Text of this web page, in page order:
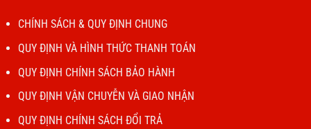
CHÍNH SÁCH & QUY ĐỊNH CHUNG
QUY ĐỊNH VÀ HÌNH THỨC THANH TOÁN
QUY ĐỊNH CHÍNH SÁCH BẢO HÀNH
QUY ĐỊNH VẬN CHUYỄN VÀ GIAO NHẬN
QUY ĐỊNH CHÍNH SÁCH ĐỔI TRẢ